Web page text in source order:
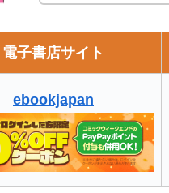
電子書店サイト
ebookjapan